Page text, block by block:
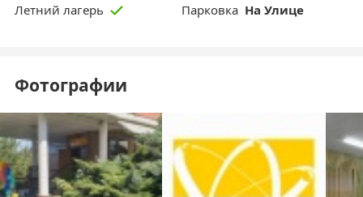
Летний лагерь
Парковка На Улице
Фотографии